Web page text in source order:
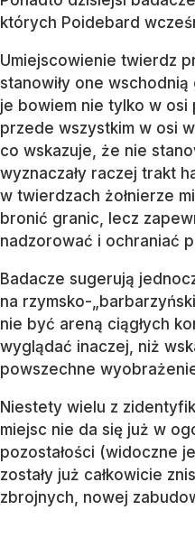
których Poidebard
Umiejscowienie twierdz
stanowiły one
je bowiem nie tylko w osi
przede wszystkim w osi
co wskazuje, że nie
wyznaczały raczej trakt
w twierdzach żołnierze
bronić granic, lecz
nadzorować i ochraniać
Badacze sugerują
na rzymsko-
nie być areną ciągłych
wyglądać inaczej, niż
powszechne
Niestety wielu z
miejsc nie da się już w
pozostałości (widoczne
zostały już całkowicie
zbrojnych, nowej